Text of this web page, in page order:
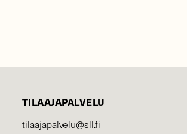
TILAAJAPALVELU
tilaajapalvelu@sll.fi